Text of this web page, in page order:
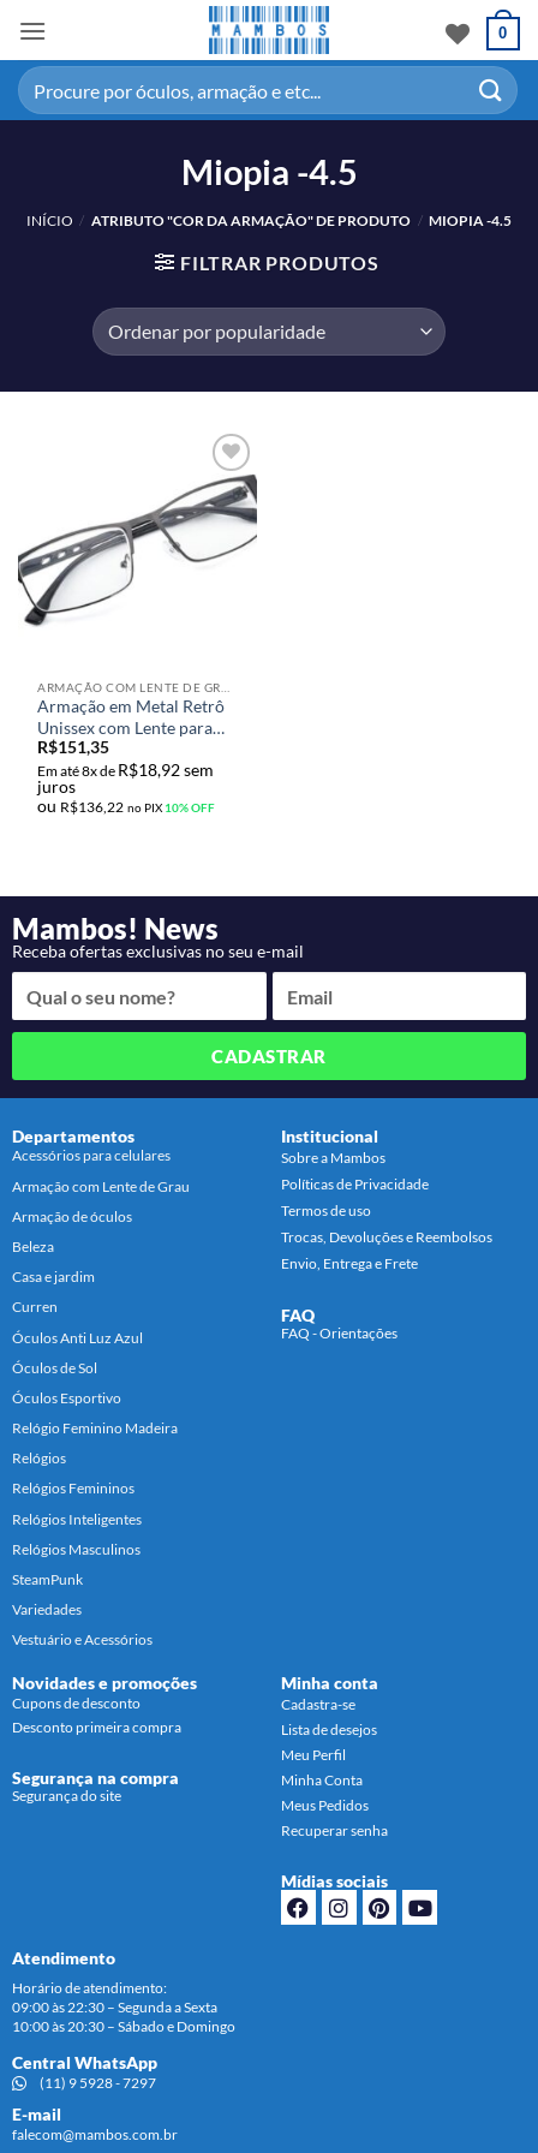
0
Miopia -4.5
INÍCIO / ATRIBUTO "COR DA ARMAÇÃO" DE PRODUTO / MIOPIA -4.5
FILTRAR PRODUTOS
Adicionar
aos meus
desejos
Armação em Metal Retrô
Unissex com Lente para
Miopia Leve a Moderada
R$151,35
Em até 8x de R$18,92sem
juros
ou R$136,22 no PIX 10% OFF
Mambos! News
Receba ofertas exclusivas no seu e-mail
CADASTRAR
Departamentos
Acessórios para celulares
Armação com Lente de Grau
Armação de óculos
Beleza
Casa e jardim
Curren
Óculos Anti Luz Azul
Óculos de Sol
Óculos Esportivo
Relógio Feminino Madeira
Relógios
Relógios Femininos
Relógios Inteligentes
Relógios Masculinos
SteamPunk
Variedades
Vestuário e Acessórios
Institucional
Sobre a Mambos
Políticas de Privacidade
Termos de uso
Trocas, Devoluções e Reembolsos
Envio, Entrega e Frete
FAQ
FAQ - Orientações
Novidades e promoções
Cupons de desconto
Desconto primeira compra
Segurança na compra
Segurança do site
Minha conta
Cadastra-se
Lista de desejos
Meu Perfil
Minha Conta
Meus Pedidos
Recuperar senha
Mídias sociais
Atendimento
Horário de atendimento:
09:00 às 22:30 – Segunda a Sexta
10:00 às 20:30 – Sábado e Domingo
Central WhatsApp
(11) 9 5928 - 7297
E-mail
falecom@mambos.com.br